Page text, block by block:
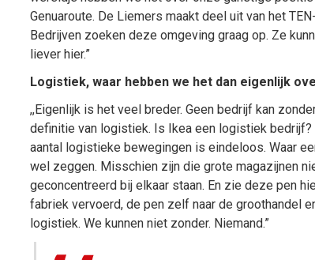
Genuaroute. De Liemers maakt deel uit van het
Bedrijven zoeken deze omgeving graag op. Ze
liever hier.”
Logistiek, waar hebben we het dan eigenlijk
,,Eigenlijk is het veel breder. Geen bedrijf kan
definitie van logistiek. Is Ikea een logistiek
aantal logistieke bewegingen is eindeloos. Waar
wel zeggen. Misschien zijn die grote magazijnen
geconcentreerd bij elkaar staan. En zie deze pen
fabriek vervoerd, de pen zelf naar de groothandel
logistiek. We kunnen niet zonder. Niemand.”